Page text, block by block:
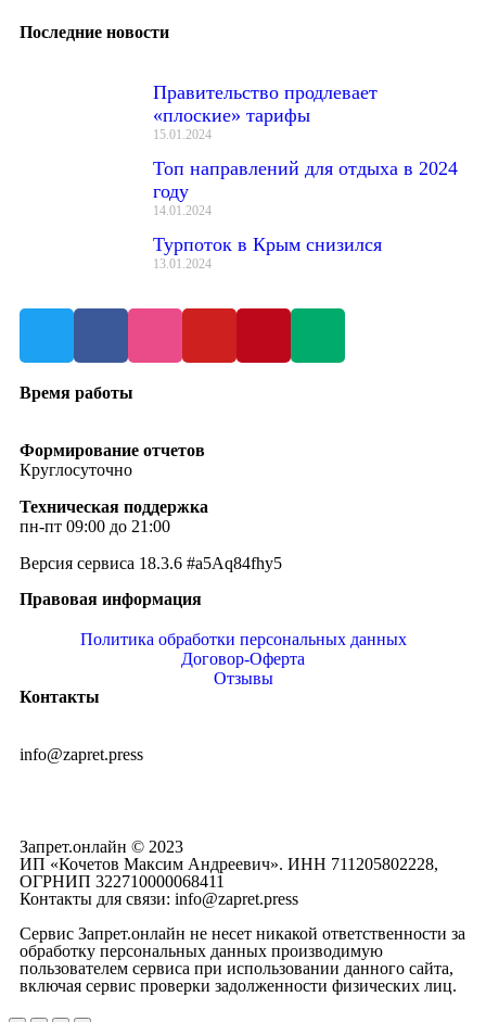
Последние новости
Правительство продлевает
«плоские» тарифы
15.01.2024
Топ направлений для отдыха в 2024
году
14.01.2024
Турпоток в Крым снизился
13.01.2024
Время работы
Формирование отчетов
Круглосуточно
Техническая поддержка
пн-пт 09:00 до 21:00
Версия сервиса 18.3.6 #a5Aq84fhy5
Правовая информация
Политика обработки персональных данных
Договор-Оферта
Отзывы
Контакты
info@zapret.press
Запрет.онлайн © 2023
ИП «Кочетов Максим Андреевич». ИНН 711205802228,
ОГРНИП 322710000068411
Контакты для связи: info@zapret.press
Сервис Запрет.онлайн не несет никакой ответственности за
обработку персональных данных производимую
пользователем сервиса при использовании данного сайта,
включая сервис проверки задолженности физических лиц.